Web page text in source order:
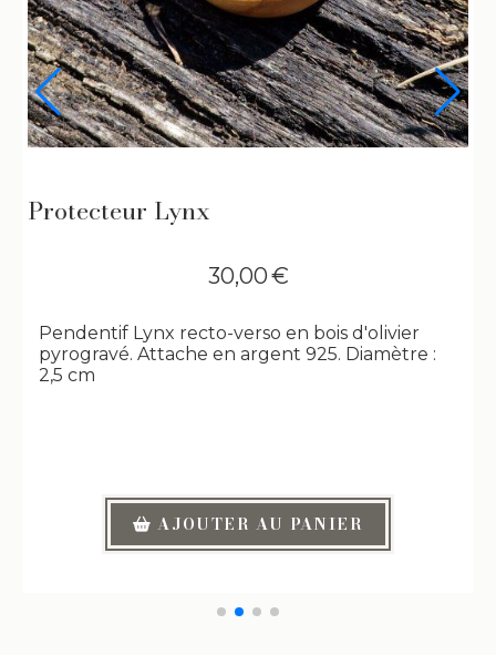
Protecteur Lynx
30,00€
Pendentif Lynx recto-verso en bois d'olivier
pyrogravé. Attache en argent 925. Diamètre :
2,5 cm
AJOUTER AU PANIER